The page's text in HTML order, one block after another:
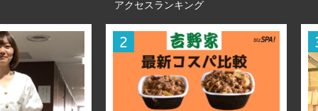
アクセスランキング